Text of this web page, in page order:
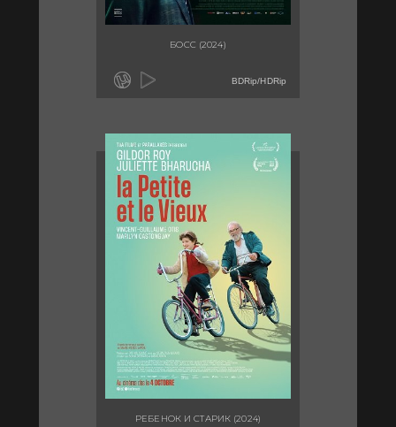
БОСС (2024)
BDRip/HDRip
РЕБЕНОК И СТАРИК (2024)